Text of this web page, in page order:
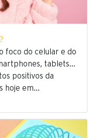
foco do celular e do
tablets…
positivos da
hoje em…